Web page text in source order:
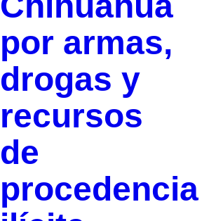
por armas,
drogas y
recursos
de
procedencia